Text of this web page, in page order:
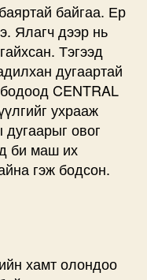
байгаа. Ер
Ялагч дээр нь
Тэгээд
дугаартай
CENTRAL
ухрааж
овог
би маш их
гэж бодсон.
хамт олондоо